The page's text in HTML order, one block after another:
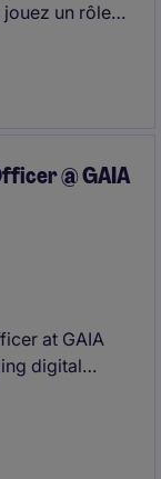
un rôle
@ GAIA
at GAIA
digital
and